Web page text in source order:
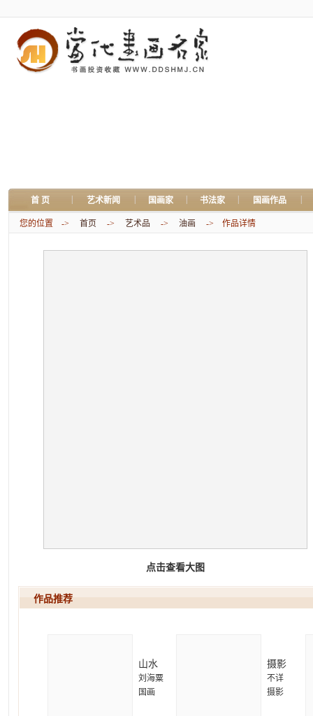
首 页 艺术新闻 国画家 书法家 国画作品
您的位置 -> 首页 -> 艺术品 -> 油画 -> 作品详情
点击查看大图
作品推荐
山水
刘海粟
国画
摄影
不详
摄影